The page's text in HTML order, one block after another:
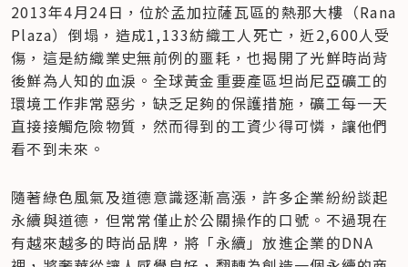
2013年4月24日，位於孟加拉薩瓦區的熱那大樓（Rana
Plaza）倒塌，造成1,133紡織工人死亡，近2,600人受
傷，這是紡織業史無前例的噩耗，也揭開了光鮮時尚背
後鮮為人知的血淚。全球黃金重要產區坦尚尼亞礦工的
環境工作非常惡劣，缺乏足夠的保護措施，礦工每一天
直接接觸危險物質，然而得到的工資少得可憐，讓他們
看不到未來。
隨著綠色風氣及道德意識逐漸高漲，許多企業紛紛談起
永續與道德，但常常僅止於公關操作的口號。不過現在
有越來越多的時尚品牌，將「永續」放進企業的DNA